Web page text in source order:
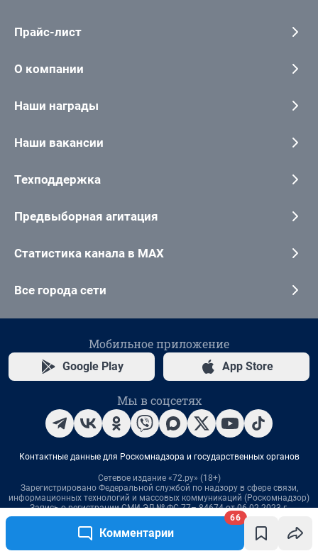
Комментарии
66
Прайс-лист
О компании
Наши награды
Наши вакансии
Техподдержка
Предвыборная агитация
Статистика канала в MAX
Все города сети
Мобильное приложение
Google Play App Store
Мы в соцсетях
Контактные данные для Роскомнадзора и государственных органов
Сетевое издание «72.ру» (18+)
Зарегистрировано Федеральной службой по надзору в сфере связи,
информационных технологий и массовых коммуникаций (Роскомнадзор)
Запись о регистрации СМИ ЭЛ № ФС 77– 84674 от 06.02.2023 г.
Учредитель: Общество с ограниченной ответственностью "ИНТЕРНЕТ
Главный редактор: Познахарева Елена Павловна
Адрес редакции: 625000, г. Тюмень, ул. Максима Горького, д. 76, офис 214,